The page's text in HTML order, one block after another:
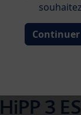
HiPP 3